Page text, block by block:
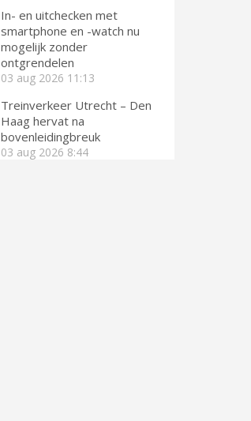
In- en uitchecken met
smartphone en -watch nu
mogelijk zonder
ontgrendelen
03 aug 2026 11:13
Treinverkeer Utrecht – Den
Haag hervat na
bovenleidingbreuk
03 aug 2026 8:44